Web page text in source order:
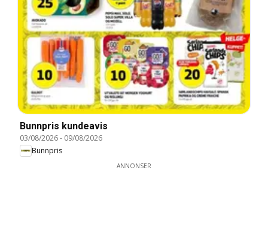
Bunnpris kundeavis
03/08/2026- 09/08/2026
Bunnpris
ANNONSER